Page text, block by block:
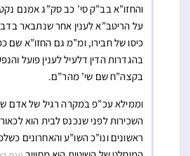
והחזו”א בב”ק סי’ כב סק”ג אמנם
על הריטב”א לענין אחר שנתבאר
כיסו של חבירו, ומ”מ גם החזו”א שם
בהגדרות הדין דלעיל לענין פועל
בקצה”ח שם שי’ מהר”ם.
וממילא עכ”פ במקרה רגיל של אדם
השכירות לפני שנכנס לבית הוא
ראשונים ונו”כ השו”ע והאחרונים